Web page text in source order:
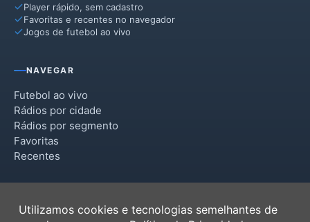
Player rápido, sem cadastro
Favoritas e recentes no navegador
Jogos de futebol ao vivo
NAVEGAR
Futebol ao vivo
Rádios por cidade
Rádios por segmento
Favoritas
Recentes
Utilizamos cookies e tecnologias semelhantes de